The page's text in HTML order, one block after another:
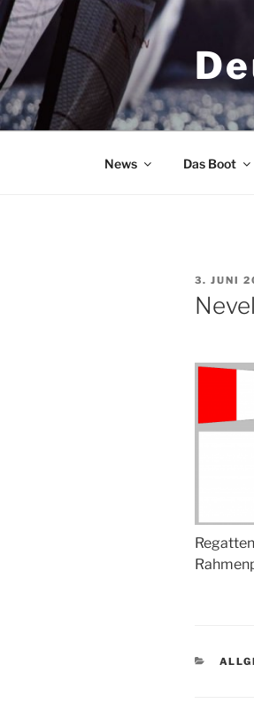
Zum
Inhalt
springen
News Das Boot
AM
3. JUNI